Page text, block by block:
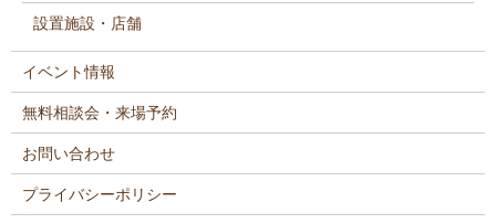
設置施設・店舗
イベント情報
無料相談会・来場予約
お問い合わせ
プライバシーポリシー